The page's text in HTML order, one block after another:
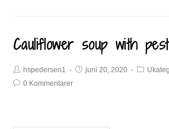
Cauliflower soup with
hspedersen1 juni 20, 2020
0 Kommentarer